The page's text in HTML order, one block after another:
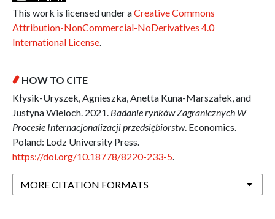
This work is licensed under aCreative Commons
Attribution-NonCommercial-NoDerivatives 4.0
International License.
HOW TO CITE
Kłysik-Uryszek, Agnieszka, Anetta Kuna-Marszałek, and
Justyna Wieloch. 2021. Badanie rynków Zagranicznych W
Procesie Internacjonalizacji przedsiębiorstw. Economics.
Poland: Lodz University Press.
https://doi.org/10.18778/8220-233-5.
MORE CITATION FORMATS